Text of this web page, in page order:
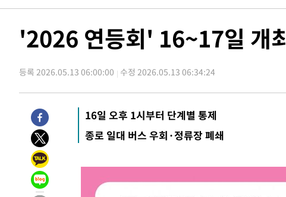
-18633초 전 >시리아 다마스쿠스 교외에서 미니버스 폭발.. 14명 부상, 3명
-12895초 전 >이란, 호르무즈서 "적국 목표물들"과 대치로 남부 케슘섬에서
발효
-9761초 전 >[속보]트럼프, 美 원정출산 금지 행정명령 서명
-7461초 전 >[속보] 뉴욕증시, 일제 하락 마감…나스닥 0.06%↓
-31519초 전 >
[속보] 7월 중국 수출 23.9%↑ 수입 27.5%↑…무역총액
25.3%↑
-28679초 전 >
[속보]'채상병 순직 책임' 임성근, 항소심도 징역 3년
-28545초 전 >
[속보]종합특검, '관저이전 봐주기 감사' 유병호 구속기소
-25145초 전 >
-24395초 전 >
-23589초 전 >
"미 전국적 살모네라 식중독 원인은 멕시코산 할라피뇨"-- CDC
'2026 연등회' 16~17일 개
등록 2026.05.13 06:00:00 수정 2026.05.13 06:34:24
16일 오후 1시부터 단계별 통제
종로 일대 버스 우회·정류장 폐쇄